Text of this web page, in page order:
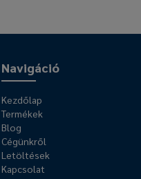
Navigáció
Kezdőlap
Termékek
Blog
Cégünkről
Letöltések
Kapcsolat